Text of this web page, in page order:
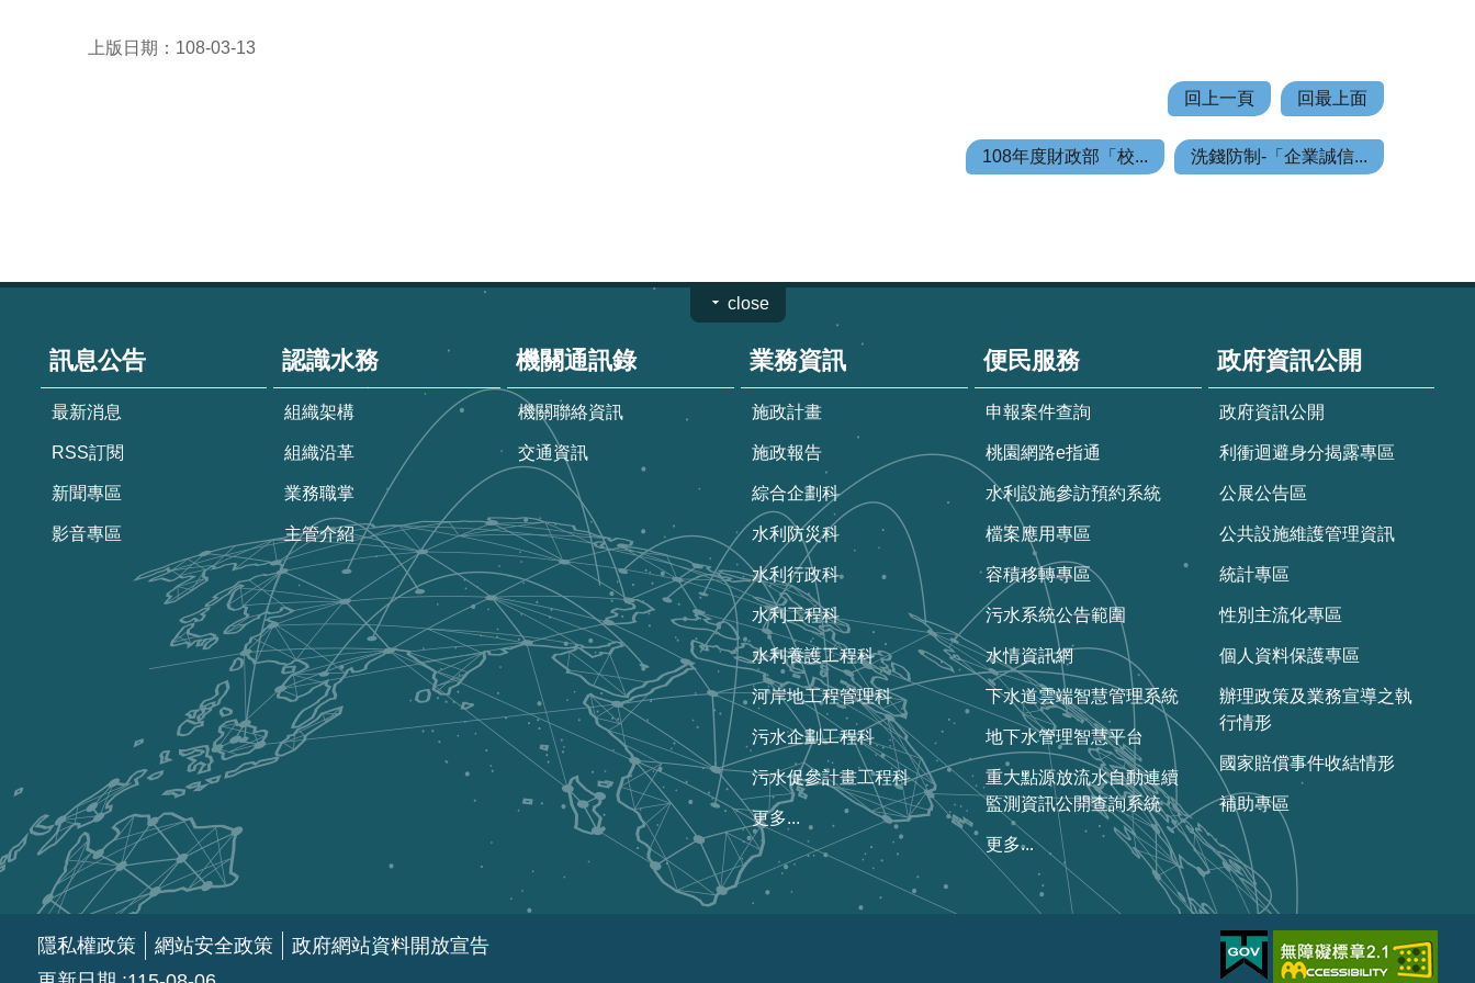
上版日期：108-03-13
回上一頁 回最上面
108年度財政部「校... 洗錢防制-「企業誠信...
close
訊息公告
最新消息
RSS訂閱
新聞專區
影音專區
認識水務
組織架構
組織沿革
業務職掌
主管介紹
機關通訊錄
機關聯絡資訊
交通資訊
業務資訊
施政計畫
施政報告
綜合企劃科
水利防災科
水利行政科
水利工程科
水利養護工程科
河岸地工程管理科
污水企劃工程科
污水促參計畫工程科
更多...
便民服務
申報案件查詢
桃園網路e指通
水利設施參訪預約系統
檔案應用專區
容積移轉專區
污水系統公告範圍
水情資訊網
下水道雲端智慧管理系統
地下水管理智慧平台
重大點源放流水自動連續
監測資訊公開查詢系統
更多...
政府資訊公開
政府資訊公開
利衝迴避身分揭露專區
公展公告區
公共設施維護管理資訊
統計專區
性別主流化專區
個人資料保護專區
辦理政策及業務宣導之執
行情形
國家賠償事件收結情形
補助專區
隱私權政策 網站安全政策
政府網站資料開放宣告